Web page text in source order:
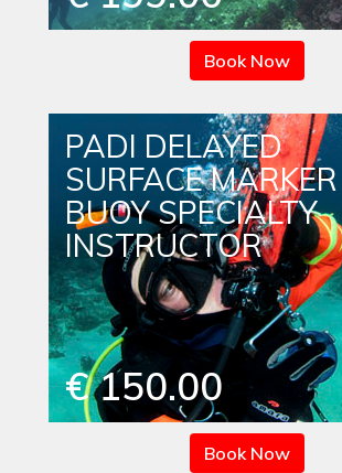
Book Now
PADI DELAYED
SURFACE MARKER
BUOY SPECIALTY
INSTRUCTOR
€ 150.00
Book Now